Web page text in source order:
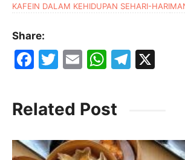
KAFEIN DALAM KEHIDUPAN SEHARI-HARI
Share:
F
c
e
b
T
itt
er
E
ai
l
W
at
s
A
T
a
Related Post